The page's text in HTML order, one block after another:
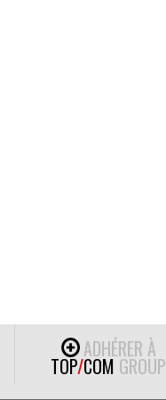
ADHÉRER À
TOP/COM GROUP